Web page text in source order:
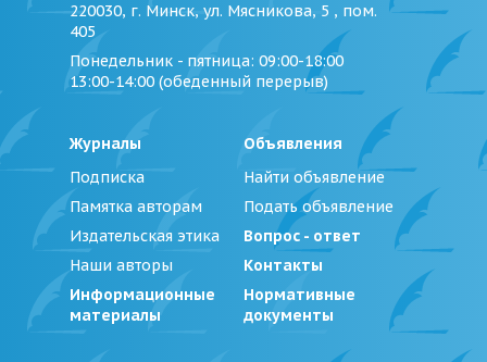
220030, г. Минск, ул. Мясникова, 5 , пом.
405
Понедельник - пятница: 09:00-18:00
13:00-14:00 (обеденный перерыв)
Журналы
Подписка
Памятка авторам
Издательская этика
Наши авторы
Информационные
материалы
Объявления
Найти объявление
Подать объявление
Вопрос - ответ
Контакты
Нормативные
документы